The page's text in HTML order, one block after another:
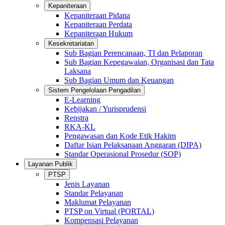
Kepaniteraan
Kepaniteraan Pidana
Kepaniteraan Perdata
Kepaniteraan Hukum
Kesekretariatan
Sub Bagian Perencanaan, TI dan Pelaporan
Sub Bagian Kepegawaian, Organisasi dan Tata
Laksana
Sub Bagian Umum dan Keuangan
Sistem Pengelolaan Pengadilan
E-Learning
Kebijakan / Yurisprudensi
Renstra
RKA-KL
Pengawasan dan Kode Etik Hakim
Daftar Isian Pelaksanaan Anggaran (DIPA)
Standar Operasional Prosedur (SOP)
Layanan Publik
PTSP
Jenis Layanan
Standar Pelayanan
Maklumat Pelayanan
PTSP on Virtual (PORTAL)
Kompensasi Pelayanan